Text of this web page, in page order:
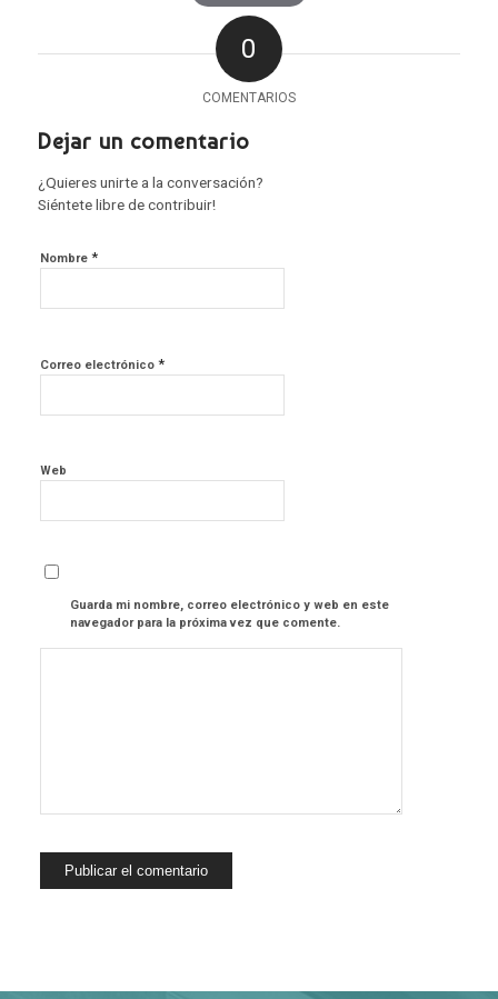
0
COMENTARIOS
Dejar un comentario
¿Quieres unirte a la conversación?
Siéntete libre de contribuir!
Nombre *
Correo electrónico *
Web
Guarda mi nombre, correo electrónico y web en este
navegador para la próxima vez que comente.